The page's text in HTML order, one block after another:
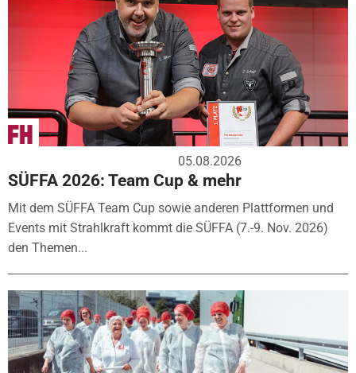
05.08.2026
SÜFFA 2026: Team Cup & mehr
Mit dem SÜFFA Team Cup sowie anderen Plattformen und
Events mit Strahlkraft kommt die SÜFFA (7.-9. Nov. 2026)
den Themen...